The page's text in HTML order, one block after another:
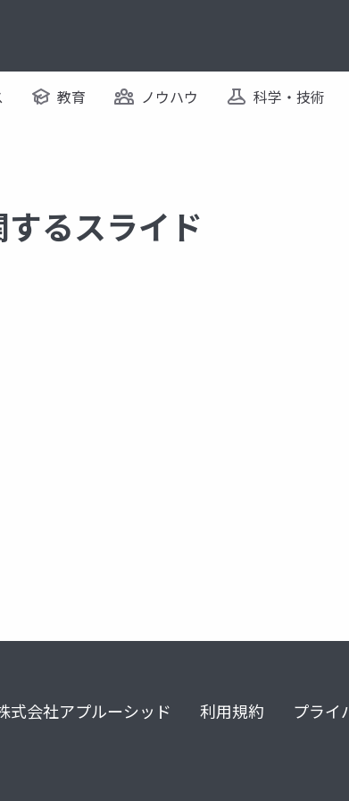
教育 ノウハウ 科学・技術
るスライド
式会社アプルーシッド 利用規約 プライ